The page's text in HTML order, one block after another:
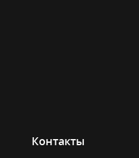
Контакты